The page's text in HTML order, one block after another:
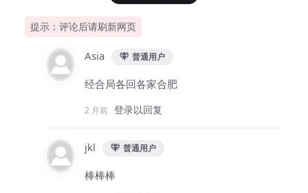
提示：评论后请刷新网页
Asia 普通用户
经合局各回各家合肥
2 月前 登录以回复
jkl 普通用户
棒棒棒